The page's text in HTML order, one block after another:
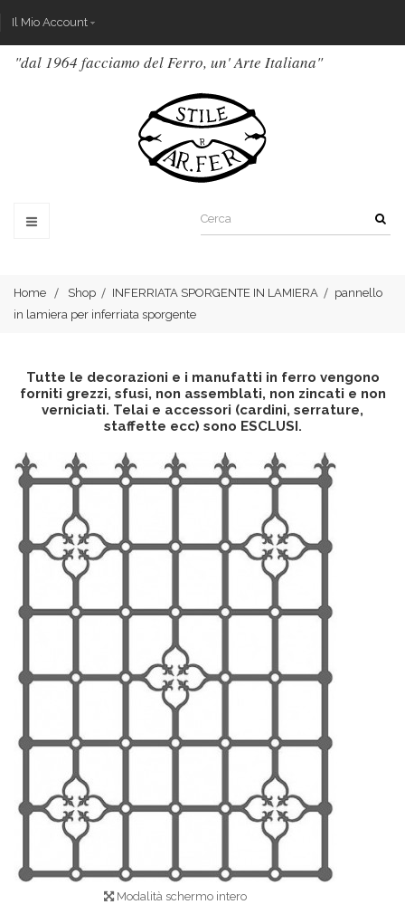
Il Mio Account
"dal 1964 facciamo del Ferro, un' Arte Italiana"
Home Shop INFERRIATA SPORGENTE IN LAMIERA
pannello
in lamiera per inferriata sporgente
Tutte le decorazioni e i manufatti in ferro vengono
forniti grezzi, sfusi, non assemblati, non zincati e non
verniciati. Telai e accessori (cardini, serrature,
staffette ecc) sono ESCLUSI.
Modalità schermo intero